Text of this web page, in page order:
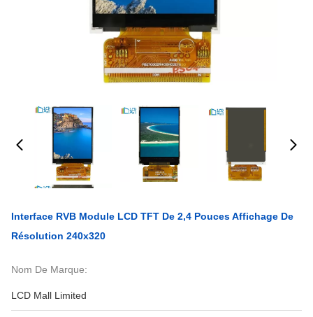
Interface RVB Module LCD TFT De 2,4 Pouces Affichage De
Résolution 240x320
Nom De Marque:
LCD Mall Limited